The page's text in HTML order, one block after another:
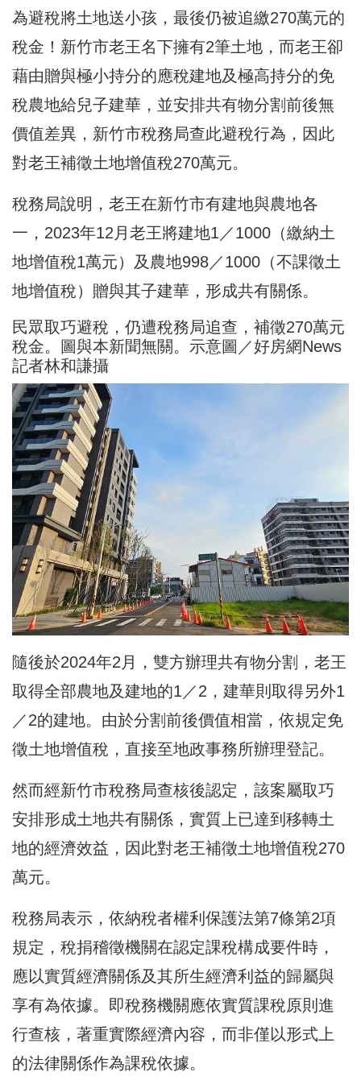
為避稅將土地送小孩，最後仍被追繳270萬元的
稅金！新竹市老王名下擁有2筆土地，而老王卻
藉由贈與極小持分的應稅建地及極高持分的免
稅農地給兒子建華，並安排共有物分割前後無
價值差異，新竹市稅務局查此避稅行為，因此
對老王補徵土地增值稅270萬元。
稅務局說明，老王在新竹市有建地與農地各
一，2023年12月老王將建地1／1000（繳納土
地增值稅1萬元）及農地998／1000（不課徵土
地增值稅）贈與其子建華，形成共有關係。
民眾取巧避稅，仍遭稅務局追查，補徵270萬元
稅金。圖與本新聞無關。示意圖／好房網News
記者林和謙攝
隨後於2024年2月，雙方辦理共有物分割，老王
取得全部農地及建地的1／2，建華則取得另外1
／2的建地。由於分割前後價值相當，依規定免
徵土地增值稅，直接至地政事務所辦理登記。
然而經新竹市稅務局查核後認定，該案屬取巧
安排形成土地共有關係，實質上已達到移轉土
地的經濟效益，因此對老王補徵土地增值稅270
萬元。
稅務局表示，依納稅者權利保護法第7條第2項
規定，稅捐稽徵機關在認定課稅構成要件時，
應以實質經濟關係及其所生經濟利益的歸屬與
享有為依據。即稅務機關應依實質課稅原則進
行查核，著重實際經濟內容，而非僅以形式上
的法律關係作為課稅依據。